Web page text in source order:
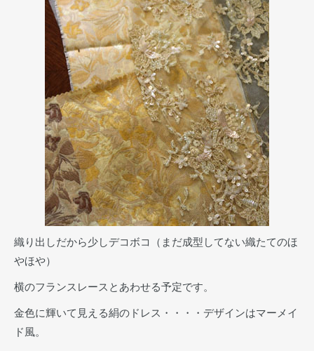
織り出しだから少しデコボコ（まだ成型してない織たてのほ
やほや）
横のフランスレースとあわせる予定です。
金色に輝いて見える絹のドレス・・・・デザインはマーメイ
ド風。